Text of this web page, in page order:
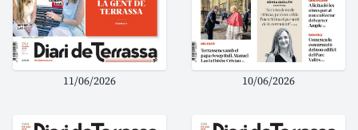
11/06/2026 10/06/2026